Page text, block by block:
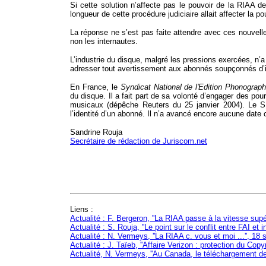
Si cette solution n’affecte pas le pouvoir de la RIAA
longueur de cette procédure judiciaire allait affecter la
La réponse ne s’est pas faite attendre avec ces
non les internautes.
L’industrie du disque, malgré les pressions exercées,
adresser tout avertissement aux abonnés soupçonnés
En France, le Syndicat National de l'Edition
du disque. Il a fait part de sa volonté d’engager des
musicaux (dépêche Reuters du 25 janvier 2004). Le
l’identité d’un abonné. Il n’a avancé encore aucune
Sandrine Rouja
Secrétaire de rédaction de Juriscom.net
Liens :
Actualité : F. Bergeron, ''La RIAA passe à la vitesse
Actualité : S. Rouja, ''Le point sur le conflit entre FAI et
Actualité : N. Vermeys, ''La RIAA c. vous et moi ...'', 18
Actualité : J. Taïeb, ''Affaire Verizon : protection du
Actualité, N. Vermeys, ''Au Canada, le téléchargement